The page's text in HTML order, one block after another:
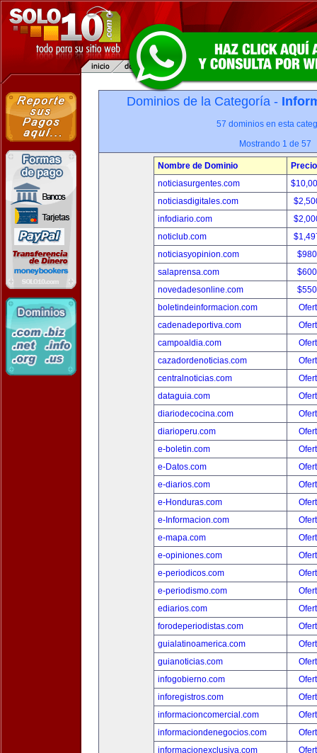
Dominios de la Categoría -
57 dominios en esta
Mostrando 1 de 57
Nombre de Dominio
Precio
noticiasurgentes.com
noticiasdigitales.com
infodiario.com
noticlub.com
noticiasyopinion.com
salaprensa.com
novedadesonline.com
boletindeinformacion.com
cadenadeportiva.com
campoaldia.com
cazadordenoticias.com
centralnoticias.com
dataguia.com
diariodecocina.com
diarioperu.com
e-boletin.com
e-Datos.com
e-diarios.com
e-Honduras.com
e-Informacion.com
e-mapa.com
e-opiniones.com
e-periodicos.com
e-periodismo.com
ediarios.com
forodeperiodistas.com
guialatinoamerica.com
guianoticias.com
infogobierno.com
inforegistros.com
informacioncomercial.com
informaciondenegocios.com
informacionexclusiva.com